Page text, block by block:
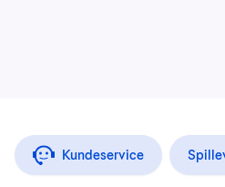
Kundeservice